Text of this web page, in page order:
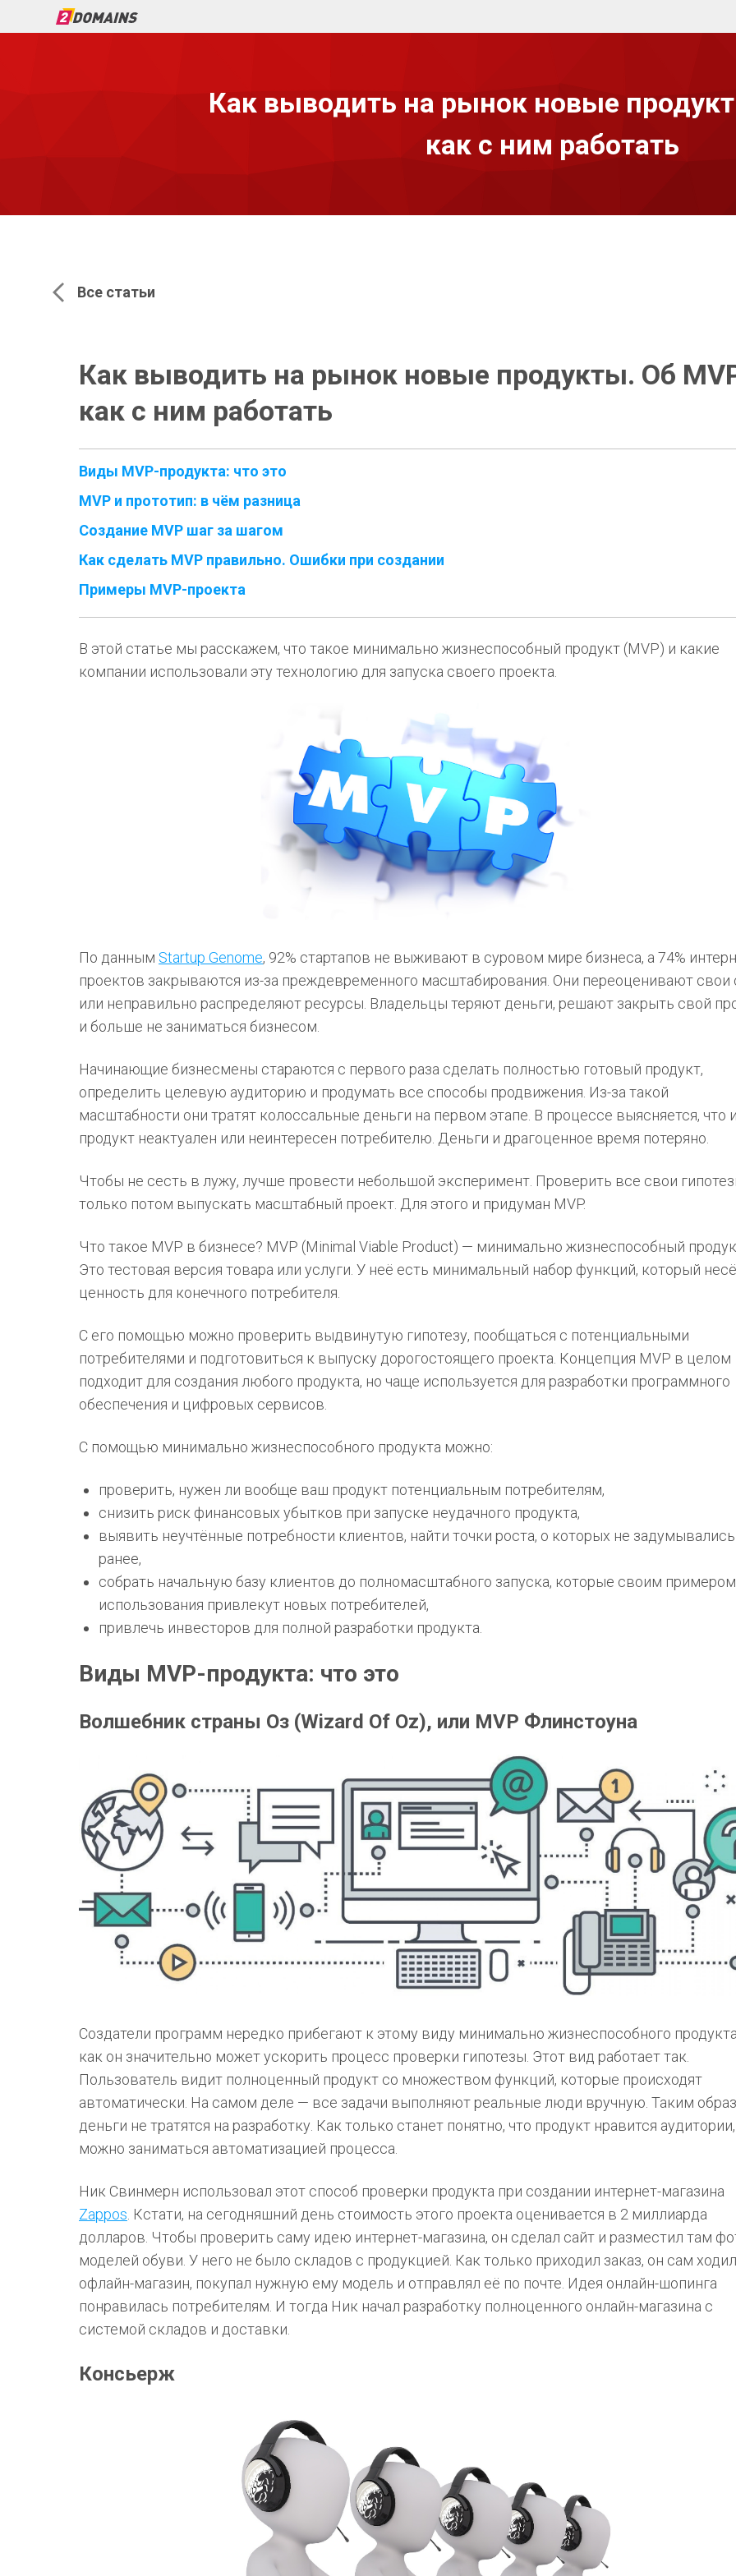
Как выводить на рынок новые
как с ним работать
Все статьи
Как выводить на рынок новые продукты. Об
как с ним работать
Виды MVP-продукта: что это
MVP и прототип: в чём разница
Создание MVP шаг за шагом
Как сделать MVP правильно. Ошибки при создании
Примеры MVP-проекта
В этой статье мы расскажем, что такое минимально жизнеспособный продукт (MVP) и какие
компании использовали эту технологию для запуска своего проекта.
По данным Startup Genome, 92% стартапов не выживают в суровом мире бизнеса, а 74%
проектов закрываются из-за преждевременного масштабирования. Они переоценивают свои
или неправильно распределяют ресурсы. Владельцы теряют деньги, решают закрыть свой
и больше не заниматься бизнесом.
Начинающие бизнесмены стараются с первого раза сделать полностью готовый продукт,
определить целевую аудиторию и продумать все способы продвижения. Из-за такой
масштабности они тратят колоссальные деньги на первом этапе. В процессе выясняется, что
продукт неактуален или неинтересен потребителю. Деньги и драгоценное время потеряно.
Чтобы не сесть в лужу, лучше провести небольшой эксперимент. Проверить все свои
только потом выпускать масштабный проект. Для этого и придуман MVP.
Что такое MVP в бизнесе? MVP (Minimal Viable Product) — минимально жизнеспособный
Это тестовая версия товара или услуги. У неё есть минимальный набор функций, который
ценность для конечного потребителя.
С его помощью можно проверить выдвинутую гипотезу, пообщаться с потенциальными
потребителями и подготовиться к выпуску дорогостоящего проекта. Концепция MVP в целом
подходит для создания любого продукта, но чаще используется для разработки программного
обеспечения и цифровых сервисов.
С помощью минимально жизнеспособного продукта можно:
проверить, нужен ли вообще ваш продукт потенциальным потребителям,
снизить риск финансовых убытков при запуске неудачного продукта,
выявить неучтённые потребности клиентов, найти точки роста, о которых не задумывались
ранее,
собрать начальную базу клиентов до полномасштабного запуска, которые своим примером
использования привлекут новых потребителей,
привлечь инвесторов для полной разработки продукта.
Виды MVP-продукта: что это
Волшебник страны Оз (Wizard Of Oz), или MVP Флинстоуна
Создатели программ нередко прибегают к этому виду минимально жизнеспособного
как он значительно может ускорить процесс проверки гипотезы. Этот вид работает так.
Пользователь видит полноценный продукт со множеством функций, которые происходят
автоматически. На самом деле — все задачи выполняют реальные люди вручную. Таким
деньги не тратятся на разработку. Как только станет понятно, что продукт нравится аудитории,
можно заниматься автоматизацией процесса.
Ник Свинмерн использовал этот способ проверки продукта при создании интернет-магазина
Zappos. Кстати, на сегодняшний день стоимость этого проекта оценивается в 2 миллиарда
долларов. Чтобы проверить саму идею интернет-магазина, он сделал сайт и разместил там
моделей обуви. У него не было складов с продукцией. Как только приходил заказ, он сам
офлайн-магазин, покупал нужную ему модель и отправлял её по почте. Идея онлайн-шопинга
понравилась потребителям. И тогда Ник начал разработку полноценного онлайн-магазина с
системой складов и доставки.
Консьерж